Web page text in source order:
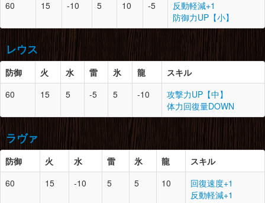
迅竜の刃翼×3
狗竜の爪×3
脚
砕竜の甲殻×4
なぞの粘菌×2
砕竜の拳×2
ドラグライト鉱石×5
迅竜の骨髄×1
真珠色の柔皮×6
迅竜の刃翼×3
垂皮竜の皮×5
腰
12 3
鎧竜の甲殻×4
鎧竜の翼×2
上竜骨×2
イーオスの皮×3
脚
0
迅竜の黒毛×2
迅竜の骨髄×1
竜玉×1
60
15 -10 5 10 -5
反動軽減+1
防御力UP【小】
防御 スロット
必要素材
頭
12 1
火竜の鱗×3
火竜の甲殻×3
ドラグライト鉱石×3
胴
12 2
鎧竜の甲殻×5
鎧竜の翼×3
上竜骨×3
ドスイーオスの皮×2
腕
2
鎧竜の甲殻×6
睡眠袋×4
竜骨【大】×5
ドラグライト鉱石×3
レウス
防御 火 水 雷 氷 龍
スキル
60
15 5 -5 5 -10
攻撃力UP【中】
体力回復量DOWN
防御 スロット
必要素材
頭
12 0
溶岩竜のヒレ×1
溶岩竜の鱗×3
縞模様の皮×2
胴
12 0
火竜の甲殻×2
火竜の鱗×4
火竜の翼膜×3
ドラグライト鉱石×3
ラヴァ
防御 火 水 雷 氷 龍
スキル
60
15 -10 5 5 10
回復速度+1
反動軽減+1